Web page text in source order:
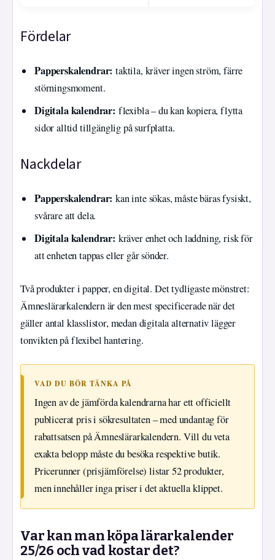
Fördelar
Papperskalendrar: taktila, kräver ingen ström, färre
störningsmoment.
Digitala kalendrar: flexibla – du kan kopiera, flytta
sidor alltid tillgänglig på surfplatta.
Nackdelar
Papperskalendrar: kan inte sökas, måste bäras fysiskt,
svårare att dela.
Digitala kalendrar: kräver enhet och laddning, risk för
att enheten tappas eller går sönder.
Två produkter i papper, en digital. Det tydligaste mönstret:
Ämneslärarkalendern är den mest specificerade när det
gäller antal klasslistor, medan digitala alternativ lägger
tonvikten på flexibel hantering.
VAD DU BÖR TÄNKA PÅ
Ingen av de jämförda kalendrarna har ett officiellt
publicerat pris i sökresultaten – med undantag för
rabattsatsen på Ämneslärarkalendern. Vill du veta
exakta belopp måste du besöka respektive butik.
Pricerunner (prisjämförelse) listar 52 produkter,
men innehåller inga priser i det aktuella klippet.
Var kan man köpa lärarkalender
25/26 och vad kostar det?